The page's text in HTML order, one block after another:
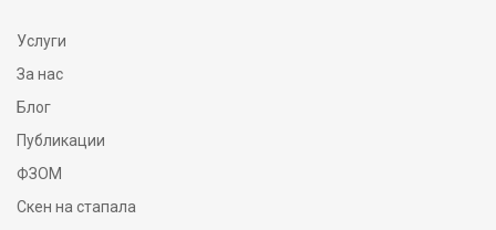
Услуги
За нас
Блог
Публикации
ФЗОМ
Скен на стапала